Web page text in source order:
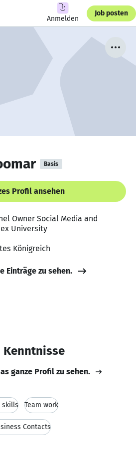
Anmelden
Job posten
Basis
Profil ansehen
Owner Social Media and
University
Königreich
Einträge zu sehen.
Kenntnisse
ganze Profil zu sehen.
skills Team work
Contacts